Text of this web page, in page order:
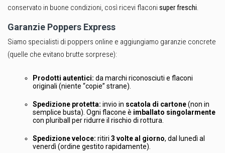
conservato in buone condizioni, così ricevi flaconi super freschi.
Garanzie Poppers Express
Siamo specialisti di poppers online e aggiungiamo garanzie concrete
(quelle che evitano brutte sorprese):
Prodotti autentici: da marchi riconosciuti e flaconi
originali (niente “copie” strane).
Spedizione protetta: invio in scatola di cartone(non in
semplice busta). Ogni flacone è imballato singolarmente
con pluriball per ridurre il rischio di rottura.
Spedizione veloce: ritiri 3 volte al giorno, dal lunedì al
venerdì (ordine gestito rapidamente).